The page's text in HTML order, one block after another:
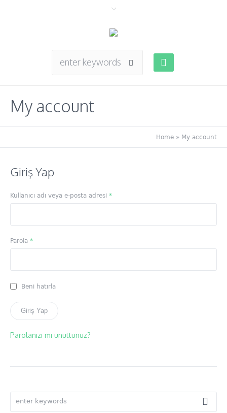
My account
Home » My account
Giriş Yap
Kullanıcı adı veya e-posta adresi*Gerekli
Parola*Gerekli
Beni hatırla
Giriş Yap
Parolanızı mı unuttunuz?